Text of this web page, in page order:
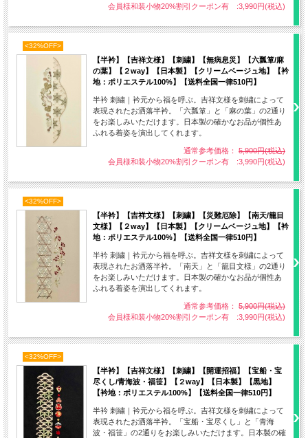
六瓢箪
六個の瓢箪を配した文様は、六瓢(むびょう)＝無病にかけた語呂合わ
せによって無病息災を意味する吉祥文様とされています。
瓢箪は古来より神霊が宿るものとして祭具に用いられて来ました。ま
た、瓢箪のくびれは吸い込んだ邪気を逃さず、末広がりの形が縁起の
良いいものとされてきました。また、鈴なりに実がなる事から子孫繁
栄や家の繁栄の象徴ともいわれており、現代においてもお守りや厄除
けとして好まれています。
会員様和装小物20%割引クーポン有 :3,990円(税込)
<32%OFF>
【半衿】【吉祥文様】【刺繍】【無病息災】【六瓢箪/麻
の葉】【２way】【日本製】【クリームベージュ地】【衿
地：ポリエステル100%】【送料全国一律510円】
半衿 刺繍｜衿元から福を呼ぶ。吉祥文様を刺繍によって
表現されたお洒落半衿。「六瓢箪」と「麻の葉」の2通り
をお楽しみいただけます。日本製の確かなお品が個性あ
ふれる着姿を演出してくれます。
通常参考価格： 5,900円(税込)
会員様和装小物20%割引クーポン有 :3,990円(税込)
<32%OFF>
【半衿】【吉祥文様】【刺繍】【災難厄除】【南天/籠目
文様】【２way】【日本製】【クリームベージュ地】【衿
地：ポリエステル100%】【送料全国一律510円】
半衿 刺繍｜衿元から福を呼ぶ。吉祥文様を刺繍によって
表現されたお洒落半衿。「南天」と「籠目文様」の2通り
をお楽しみいただけます。日本製の確かなお品が個性あ
ふれる着姿を演出してくれます。
通常参考価格： 5,900円(税込)
会員様和装小物20%割引クーポン有 :3,990円(税込)
<32%OFF>
【半衿】【吉祥文様】【刺繍】【開運招福】【宝船・宝
尽くし/青海波・福笹】【２way】【日本製】【黒地】
【衿地：ポリエステル100%】【送料全国一律510円】
半衿 刺繍｜衿元から福を呼ぶ。吉祥文様を刺繍によって
表現されたお洒落半衿。「宝船・宝尽くし」と「青海
波・福笹」の2通りをお楽しみいただけます。日本製の確